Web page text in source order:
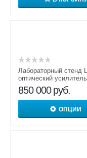
Лабораторный стенд
оптический
850 000 руб.
ОПЦИИ